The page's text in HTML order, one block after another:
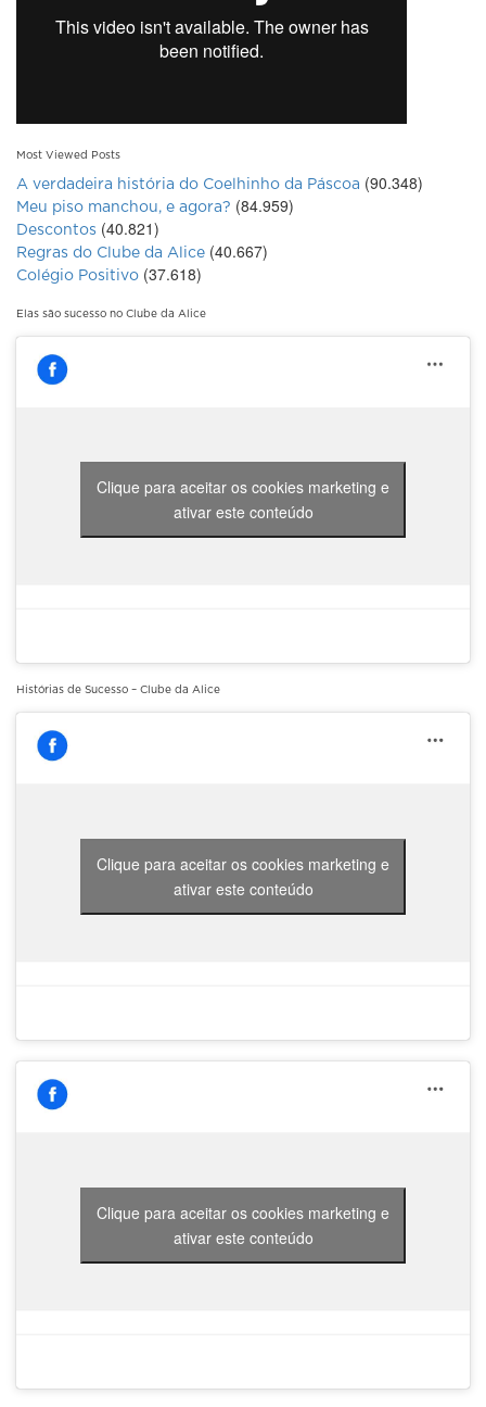
Most Viewed Posts
A verdadeira história do Coelhinho da Páscoa (90.348)
Meu piso manchou, e agora? (84.959)
Descontos (40.821)
Regras do Clube da Alice (40.667)
Colégio Positivo (37.618)
Elas são sucesso no Clube da Alice
Clique para aceitar os cookies marketing e
ativar este conteúdo
Histórias de Sucesso – Clube da Alice
Clique para aceitar os cookies marketing e
ativar este conteúdo
Clique para aceitar os cookies marketing e
ativar este conteúdo